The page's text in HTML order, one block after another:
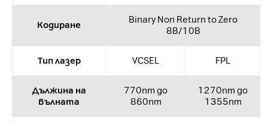
Кодиране
Binary Non Return to Zero
8B/10B
Тип лазер VCSEL FPL
Дължина на
вълната
770nm до
860nm
1270nm до
1355nm